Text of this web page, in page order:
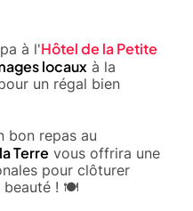
à l'Hôtel de la Petite
locaux à la
un régal bien
bon repas au
Terre vous offrira une
pour clôturer
beauté ! 🍽️